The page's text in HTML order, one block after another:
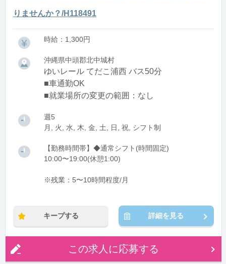
りませんか？/H118491
時給：1,300円
沖縄県中頭郡北中城村
ゆいレール てだこ浦西 バス50分
■車通勤OK
■就業場所の変更の範囲：なし
週5
月, 火, 水, 木, 金, 土, 日, 祝, シフト制
【勤務時間帯】◆通常シフト(時間固定)
10:00〜19:00(休憩1:00)
※残業：5〜10時間程度/月
キープする 詳細を見る
この求人に応募する